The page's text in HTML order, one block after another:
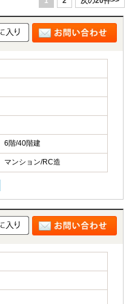
6階/40階建
マンション/RC造